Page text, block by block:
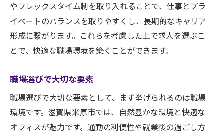
やフレックスタイム制を取り入れることで、仕事とプラ
イベートのバランスを取りやすくし、長期的なキャリア
形成に繋がります。これらを考慮した上で求人を選ぶこ
とで、快適な職場環境を築くことができます。
職場選びで大切な要素
職場選びで大切な要素として、まず挙げられるのは職場
環境です。滋賀県米原市では、自然豊かな環境と快適な
オフィスが魅力です。通勤の利便性や就業後の過ごし方